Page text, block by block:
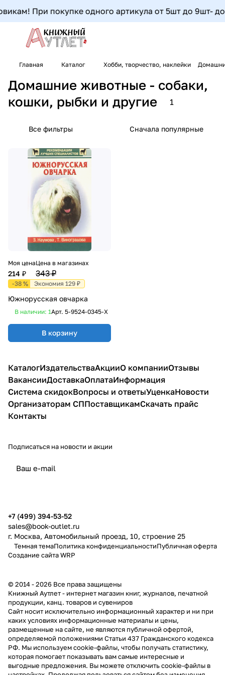
При покупке одного артикула от 5шт до 9шт-
Главная Каталог Хобби, творчество, наклейки
Домашние животные - собаки,
кошки, рыбки и другие
1
Все фильтры Сначала популярные
Моя цена
214 ₽
Цена в магазинах
343 ₽
-38 % Экономия 129 ₽
Южнорусская овчарка
В наличии: 1Арт. 5-9524-0345-X
В корзину
КаталогИздательстваАкцииО компанииОтзывы
ВакансииДоставкаОплатаИнформация
Система скидокВопросы и ответыУценкаНовости
Организаторам СППоставщикамСкачать прайс
Контакты
Подписаться на новости и акции
+7 (499) 394-53-52
sales@book-outlet.ru
г. Москва, Автомобильный проезд, 10, строение 25
Темная темаПолитика конфиденциальностиПубличная оферта
Создание сайтаWRP
© 2014 - 2026 Все права защищены
Книжный Аутлет - интернет магазин книг, журналов, печатной
продукции, канц. товаров и сувениров
Cайт носит исключительно информационный характер и ни при
каких условиях информационные материалы и цены,
размещенные на сайте, не являются публичной офертой,
определяемой положениями Статьи 437 Гражданского кодекса
РФ. Мы используем cookie-файлы, чтобы получать статистику,
которая помогает показывать вам самые интересные и
выгодные предложения. Вы можете отключить cookie-файлы в